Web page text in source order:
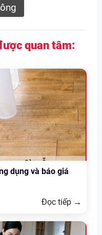
quan tâm:
dụng và báo giá
Đọc tiếp →